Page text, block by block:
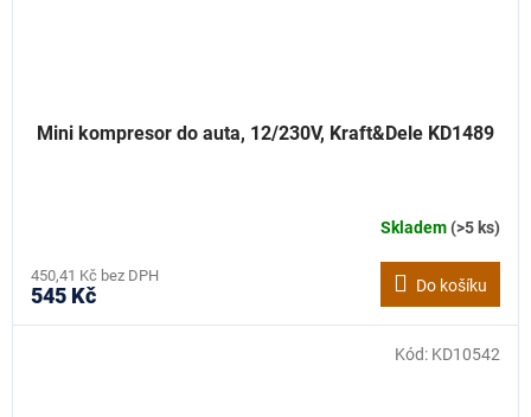
Mini kompresor do auta, 12/230V, Kraft&Dele KD1489
Skladem(>5 ks)
450,41 Kč bez DPH
545 Kč Do košíku
Kód: KD10542